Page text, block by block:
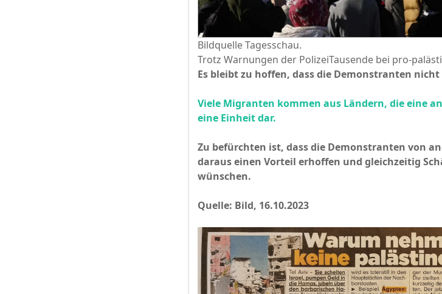
Bildquelle Tagesschau.
Trotz Warnungen der PolizeiTausende bei pro-
Es bleibt zu hoffen, dass die Demonstranten
Viele Migranten kommen aus Ländern, die eine
eine Einheit dar.
Zu befürchten ist, dass die Demonstranten von
daraus einen Vorteil erhoffen und gleichzeitig
wünschen.
Quelle: Bild, 16.10.2023